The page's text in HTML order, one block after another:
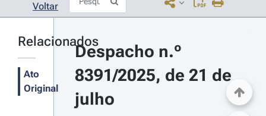
Voltar
Relacionados
Ato
Original
Despacho n.º
8391/2025, de 21 de
julho